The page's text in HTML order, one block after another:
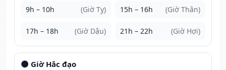
9h – 10h (Giờ Tỵ) 15h – 16h (Giờ Thân)
17h – 18h (Giờ Dậu) 21h – 22h (Giờ Hợi)
🌑 Giờ Hắc đạo